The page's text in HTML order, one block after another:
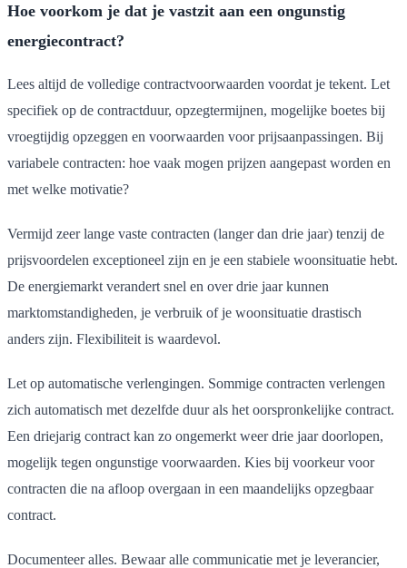
Hoe voorkom je dat je vastzit aan een ongunstig
energiecontract?
Lees altijd de volledige contractvoorwaarden voordat je tekent. Let
specifiek op de contractduur, opzegtermijnen, mogelijke boetes bij
vroegtijdig opzeggen en voorwaarden voor prijsaanpassingen. Bij
variabele contracten: hoe vaak mogen prijzen aangepast worden en
met welke motivatie?
Vermijd zeer lange vaste contracten (langer dan drie jaar) tenzij de
prijsvoordelen exceptioneel zijn en je een stabiele woonsituatie hebt.
De energiemarkt verandert snel en over drie jaar kunnen
marktomstandigheden, je verbruik of je woonsituatie drastisch
anders zijn. Flexibiliteit is waardevol.
Let op automatische verlengingen. Sommige contracten verlengen
zich automatisch met dezelfde duur als het oorspronkelijke contract.
Een driejarig contract kan zo ongemerkt weer drie jaar doorlopen,
mogelijk tegen ongunstige voorwaarden. Kies bij voorkeur voor
contracten die na afloop overgaan in een maandelijks opzegbaar
contract.
Documenteer alles. Bewaar alle communicatie met je leverancier,